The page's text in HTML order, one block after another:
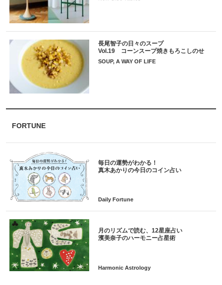
長尾智子の日々のスープ
Vol.19 コーンスープ焼きもろこしのせ
SOUP, A WAY OF LIFE
FORTUNE
毎日の運勢がわかる！
月のリズムで読む、12星座占い